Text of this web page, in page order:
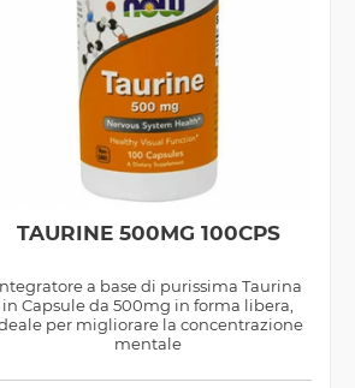
TAURINE 500MG 100CPS
a base di purissima Taurina
in Capsule da 500mg in forma libera,
per migliorare la concentrazione
mentale